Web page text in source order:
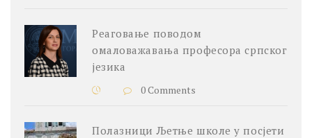
Реаговање поводом
омаловажавања професора српског
језика
0 Comments
Полазници Љетње школе у посјети